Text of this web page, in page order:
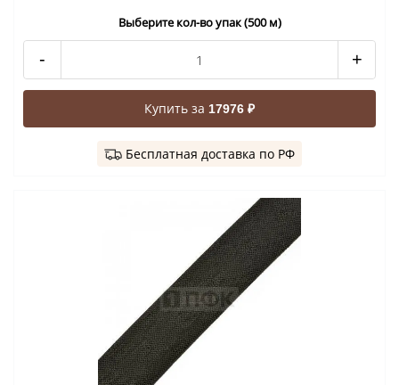
Выберите кол-во упак (500 м)
- +
Купить за 17976 ₽
Бесплатная доставка по РФ